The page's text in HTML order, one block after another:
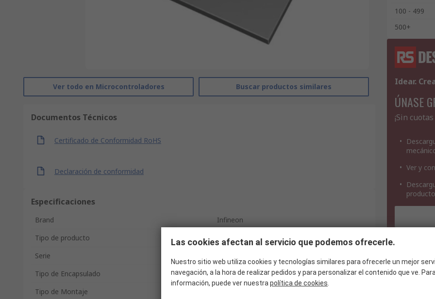
Ver todo en Microcontroladores Buscar productos similares
Documentos Técnicos
Certificado de Conformidad RoHS
Declaración de conformidad
Especificaciones
Brand
Infineon
Tipo de producto
Microcontroller
Serie
Tipo de Encapsulado
VFBGA
Tipo de Montaje
100 - 499
500+
Idear.
ÚNASE
¡Sin
Ver y
Las cookies afectan al servicio que podemos ofrecerle.
Nuestro sitio web utiliza cookies y tecnologías similares para ofrecerle un mejor
navegación, a la hora de realizar pedidos y para personalizar el contenido que ve.
información, puede ver nuestra política de cookies